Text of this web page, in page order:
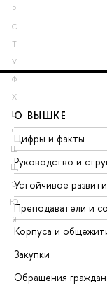
Р
С
Т
У
Ф
Х
Ц
Ч
Ш
Щ
Э
Ю
Я
О ВЫШКЕ
Цифры и факты
Руководство и
Устойчивое
Преподаватели и
Корпуса и
Закупки
Обращения